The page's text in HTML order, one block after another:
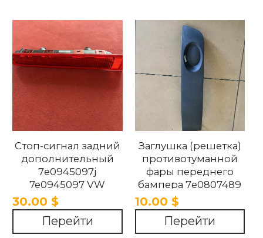
Стоп-сигнал задний
дополнительный
7e0945097j
7e0945097 VW
TRANSPORTER T5 T6
2016-2020
30.00 $
Перейти
Заглушка (решетка)
противотуманной
фары переднего
бампера 7e0807489
VW Transporter T5
2010-2015
10.00 $
Перейти